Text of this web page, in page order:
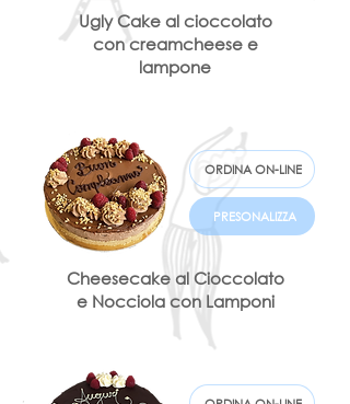
Ugly Cake al cioccolato
con creamcheese e
lampone
Cheesecake al Cioccolato
e Nocciola con Lamponi
PRESONALIZZA
ORDINA ON-LINE